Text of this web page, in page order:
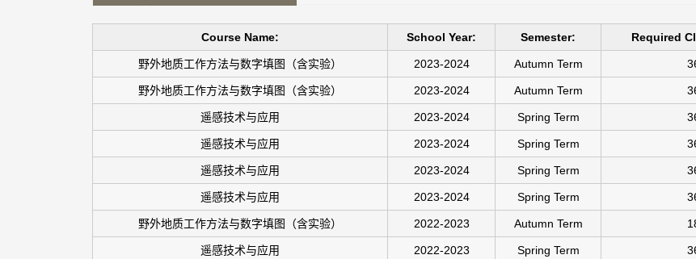
Course Name: School Year: Semester: Required
野外地质工作方法与数字填图（含实验） 2023-2024 Autumn Term
野外地质工作方法与数字填图（含实验） 2023-2024 Autumn Term
遥感技术与应用 2023-2024 Spring Term
遥感技术与应用 2023-2024 Spring Term
遥感技术与应用 2023-2024 Spring Term
遥感技术与应用 2023-2024 Spring Term
野外地质工作方法与数字填图（含实验） 2022-2023 Autumn Term
遥感技术与应用 2022-2023 Spring Term